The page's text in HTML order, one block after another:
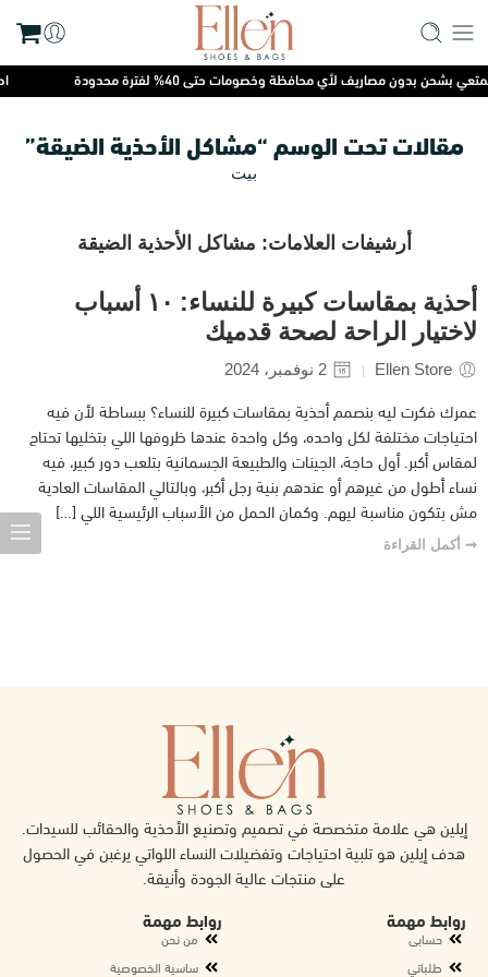
بشحن بدون مصاريف لأي محافظة وخصومات حتى 40% لفترة محدودة
مقالات تحت الوسم “مشاكل الأحذية الضيقة”
بيت
أرشيفات العلامات: مشاكل الأحذية الضيقة
أحذية بمقاسات كبيرة للنساء: ١٠ أسباب
لاختيار الراحة لصحة قدميك
Ellen Store 2 نوفمبر، 2024
عمرك فكرت ليه بنصمم أحذية بمقاسات كبيرة للنساء؟ ببساطة لأن فيه
احتياجات مختلفة لكل واحده، وكل واحدة عندها ظروفها اللي بتخليها تحتاج
لمقاس أكبر. أول حاجة، الجينات والطبيعة الجسمانية بتلعب دور كبير، فيه
نساء أطول من غيرهم أو عندهم بنية رجل أكبر، وبالتالي المقاسات العادية
مش بتكون مناسبة ليهم. وكمان الحمل من الأسباب الرئيسية اللي […]
➞ أكمل القراءة
إيلين هي علامة متخصصة في تصميم وتصنيع الأحذية والحقائب للسيدات.
هدف إيلين هو تلبية احتياجات وتفضيلات النساء اللواتي يرغبن في الحصول
على منتجات عالية الجودة وأنيقة.
روابط مهمة
حسابى
طلباتي
روابط مهمة
من نحن
ساسية الخصوصية